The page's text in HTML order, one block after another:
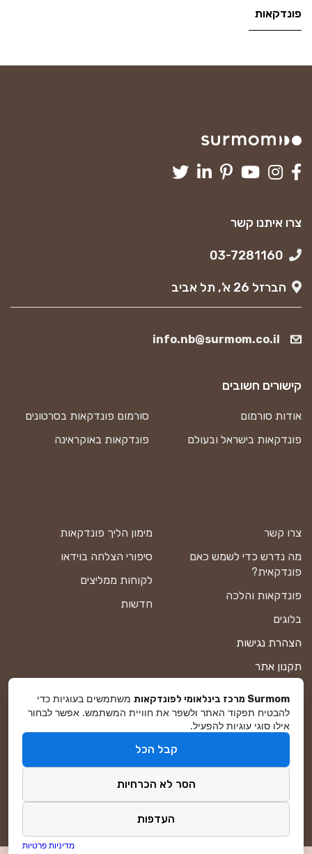
פונדקאות
צרו איתנו קשר
הברזל 26 א’, תל אביב
info.nb@surmom.co.il
צרו קשר
מה נדרש כדי לשמש כאם
פונדקאית?
פונדקאות והלכה
בלוגים
הצהרת נגישות
תקנון אתר
מפת אתר
מימון הליך פונדקאות
סיפורי הצלחה בוידאו
לקוחות ממליצים
חדשות
קישורים חשובים
אודות סורמום
סורמום פונדקאות בסרטונים
פונדקאות בישראל ובעולם
פונדקאות באוקראינה
פיתוח ושיווק באינטרנטDreamZone
Surmom מרכז בינלאומי לפונדקאות
משתמשים בעוגיות כדי
להבטיח תפקוד האתר ולשפר את חוויית המשתמש. אפשר לבחור
אילו סוגי עוגיות להפעיל.
קבל הכל
הסר לא הכרחיות
העדפות
מדיניות פרטיות